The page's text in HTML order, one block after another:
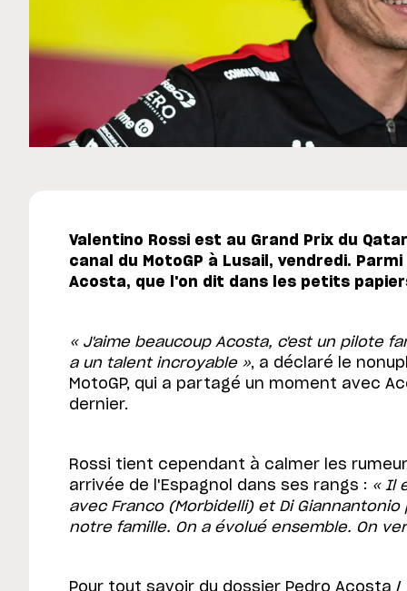
Valentino Rossi est au Grand Prix du
canal du MotoGP à Lusail, vendredi.
Acosta, que l'on dit dans les petits
« J'aime beaucoup Acosta, c'est un pilote
a un talent incroyable », a déclaré le
MotoGP, qui a partagé un moment avec
dernier.
Rossi tient cependant à calmer les
arrivée de l'Espagnol dans ses rangs : « Il
avec Franco (Morbidelli) et Di
notre famille. On a évolué ensemble. On
Pour tout savoir du dossier Pedro Acosta